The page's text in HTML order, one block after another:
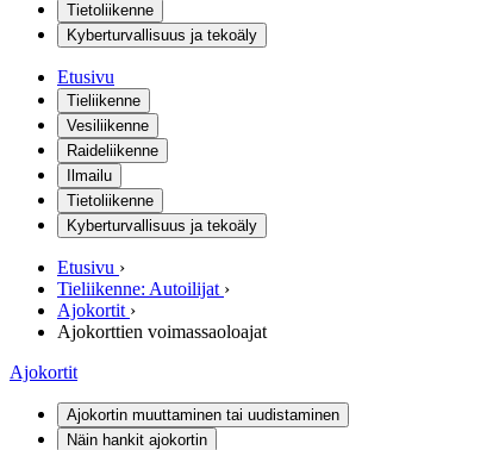
Tietoliikenne
Kyberturvallisuus ja tekoäly
Etusivu
Tieliikenne
Vesiliikenne
Raideliikenne
Ilmailu
Tietoliikenne
Kyberturvallisuus ja tekoäly
Etusivu ›
Tieliikenne: Autoilijat ›
Ajokortit ›
Ajokorttien voimassaoloajat
Ajokortit
Ajokortin muuttaminen tai uudistaminen
Näin hankit ajokortin